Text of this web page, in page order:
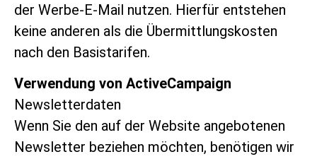
der Werbe-E-Mail nutzen. Hierfür entstehen
keine anderen als die Übermittlungskosten
nach den Basistarifen.
Verwendung von ActiveCampaign
Newsletterdaten
Wenn Sie den auf der Website angebotenen
Newsletter beziehen möchten, benötigen wir